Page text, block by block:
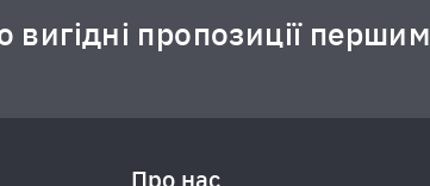
вигідні пропозиції першим
Про нас